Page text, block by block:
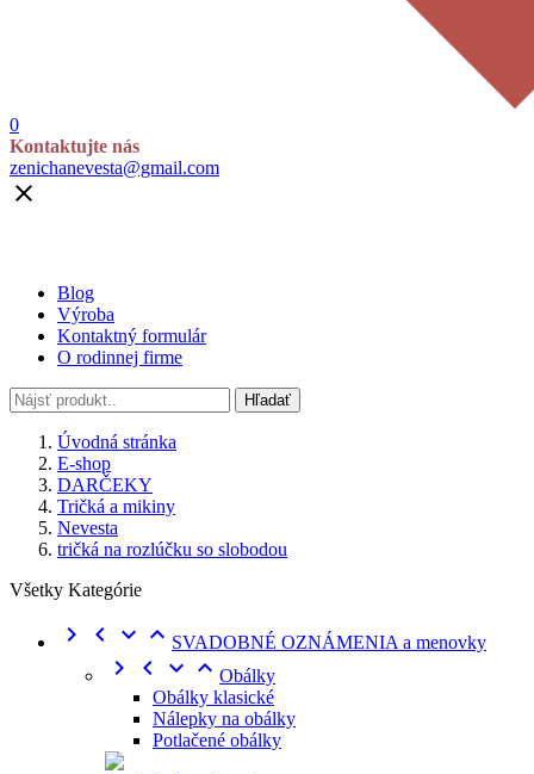
0
Kontaktujte nás
zenichanevesta@gmail.com

Blog
Výroba
Kontaktný formulár
O rodinnej firme
Hľadať
Úvodná stránka
E-shop
DARČEKY
Tričká a mikiny
Nevesta
tričká na rozlúčku so slobodou
Všetky Kategórie
    SVADOBNÉ OZNÁMENIA a menovky
    Obálky
Obálky klasické
Nálepky na obálky
Potlačené obálky